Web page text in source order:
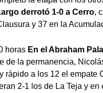
derrotó 1-0 a Cerro,
y 37 en la
horas En el Abraham
de la permanencia,
rápido a los 12 el
2-1 los de La Teja y